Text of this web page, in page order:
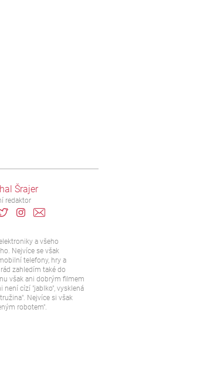
Šrajer
redaktor
a všeho
Nejvíce se však
telefony, hry a
zahledím také do
však ani dobrým filmem
cízí "jablko", vysklená
Nejvíce si však
robotem".